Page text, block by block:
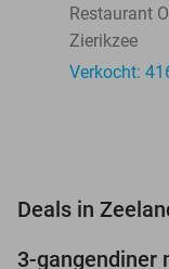
Restaurant
Zierikzee
Verkocht:
Deals in
3-gangendiner